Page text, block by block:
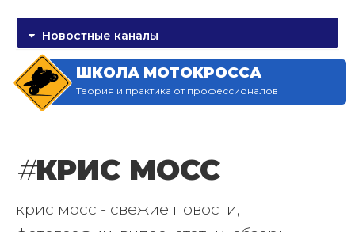
Новостные каналы
ШКОЛА МОТОКРОССА
Теория и практика от профессионалов
#КРИС МОСС
крис мосс - свежие новости,